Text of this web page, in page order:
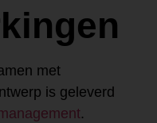
met
is geleverd
.